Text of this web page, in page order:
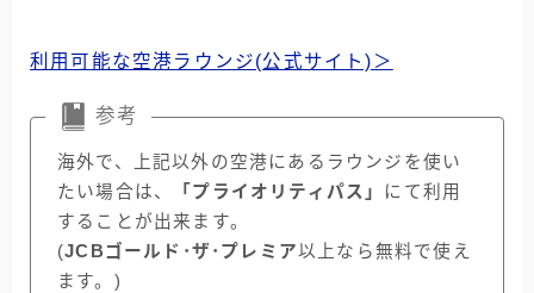
利用可能な空港ラウンジ(公式サイト)＞
参考
海外で、上記以外の空港にあるラウンジを使い
たい場合は、
「プライオリティパス」 にて利用
することが出来ます。
(JCBゴールド･ザ･プレミア以上なら無料で使え
ます。)